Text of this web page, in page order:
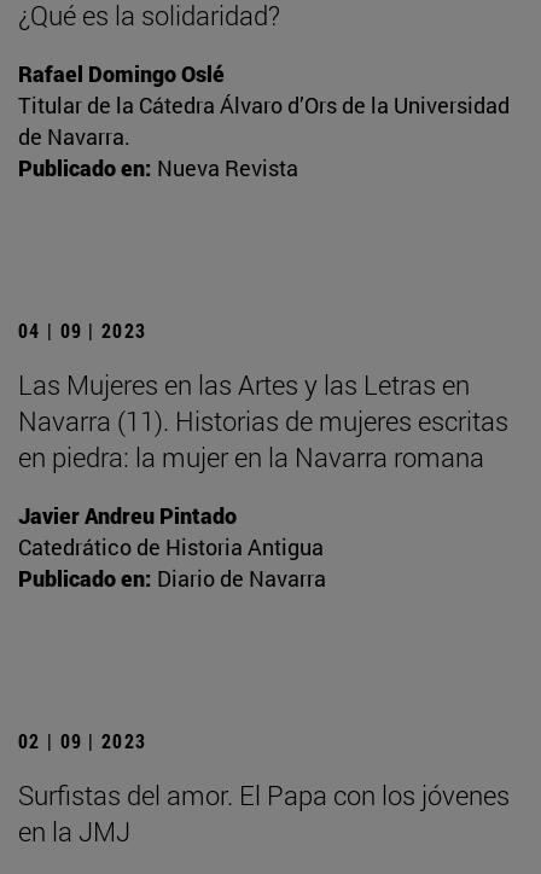
¿Qué es la solidaridad?
Rafael Domingo Oslé
Titular de la Cátedra Álvaro d’Ors de la Universidad
de Navarra.
Publicado en: Nueva Revista
04 | 09 | 2023
Las Mujeres en las Artes y las Letras en
Navarra (11). Historias de mujeres escritas
en piedra: la mujer en la Navarra romana
Javier Andreu Pintado
Catedrático de Historia Antigua
Publicado en: Diario de Navarra
02 | 09 | 2023
Surfistas del amor. El Papa con los jóvenes
en la JMJ